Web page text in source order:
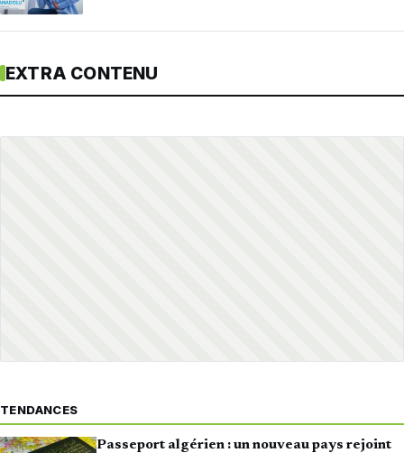
EXTRA CONTENU
TENDANCES
Passeport algérien : un nouveau pays rejoint